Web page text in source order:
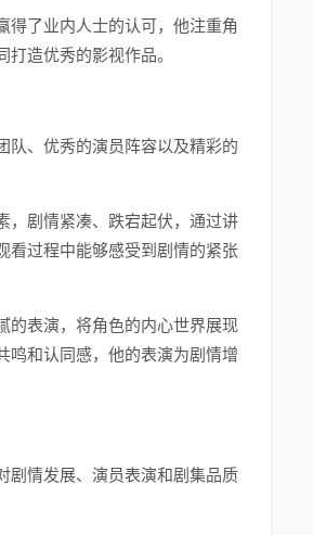
得了业内人士的认可，他注重角
造优秀的影视作品。
队、优秀的演员阵容以及精彩的
，剧情紧凑、跌宕起伏，通过讲
看过程中能够感受到剧情的紧张
的表演，将角色的内心世界展现
鸣和认同感，他的表演为剧情增
剧情发展、演员表演和剧集品质